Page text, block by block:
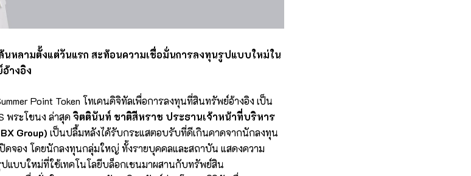
นหลามตั้งแต่วันแรก สะท้อนความเชื่อมั่นการลงทุนรูปแบบใหม่ใน
างอิง
Point Token โทเคนดิจิทัลเพื่อการลงทุนที่สินทรัพย์อ้างอิง เป็น
พระโขนง ล่าสุดจิตตินันท์ ชาติสีหราช ประธานเจ้าหน้าที่บริหาร
Group) เป็นปลื้มหลังได้รับกระแสตอบรับที่ดีเกินคาดจากนักลงทุน
ปิดจอง โดยนักลงทุนกลุ่มใหญ่ ทั้งรายบุคคลและสถาบัน แสดงความ
แบบใหม่ที่ใช้เทคโนโลยีบล็อกเชนมาผสานกับทรัพย์สิน